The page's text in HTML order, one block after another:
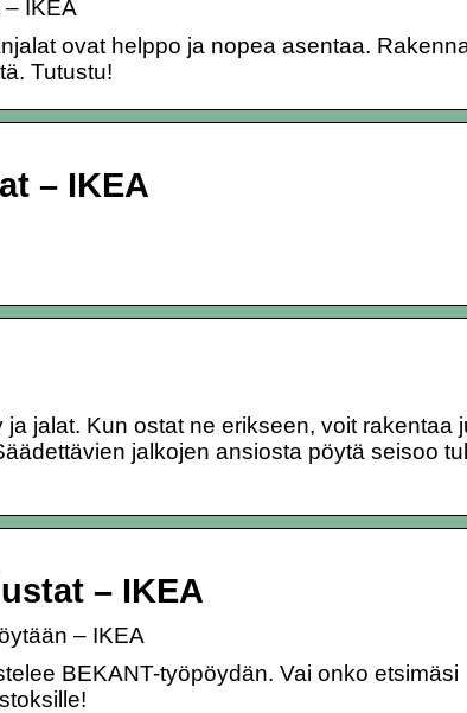
IKEA
ovat helppo ja nopea asentaa.
Tutustu!
– IKEA
jalat. Kun ostat ne erikseen, voit rakentaa
jalkojen ansiosta pöytä seisoo
– IKEA
– IKEA
BEKANT-työpöydän. Vai onko etsimäsi